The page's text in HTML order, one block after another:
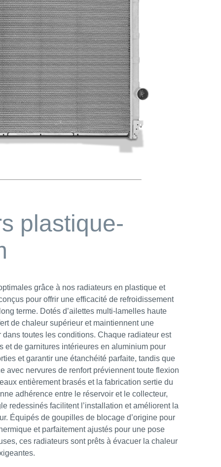
plastique-
grâce à nos radiateurs en plastique et
pour offrir une efficacité de refroidissement
terme. Dotés d’ailettes multi-lamelles haute
de chaleur supérieur et maintiennent une
toutes les conditions. Chaque radiateur est
et de garnitures intérieures en aluminium pour
et garantir une étanchéité parfaite, tandis que
avec nervures de renfort préviennent toute flexion
entièrement brasés et la fabrication sertie du
adhérence entre le réservoir et le collecteur,
redessinés facilitent l’installation et améliorent la
Équipés de goupilles de blocage d’origine pour
et parfaitement ajustés pour une pose
ces radiateurs sont prêts à évacuer la chaleur